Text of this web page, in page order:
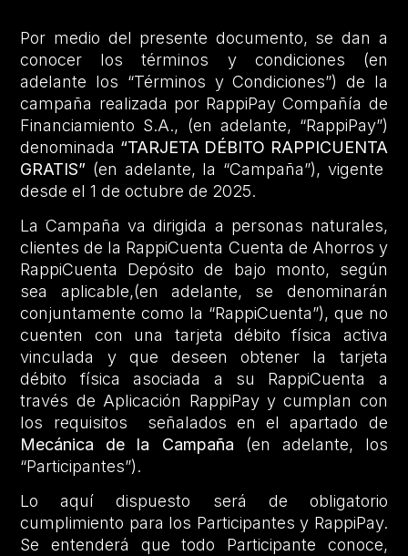
Por medio del presente documento, se dan a
conocer los términos y condiciones (en
adelante los “Términos y Condiciones”) de la
campaña realizada por RappiPay Compañía de
Financiamiento S.A., (en adelante, “RappiPay”)
denominada “TARJETA DÉBITO RAPPICUENTA
GRATIS” (en adelante, la “Campaña”), vigente
desde el 1 de octubre de 2025.
La Campaña va dirigida a personas naturales,
clientes de la RappiCuenta Cuenta de Ahorros y
RappiCuenta Depósito de bajo monto, según
sea aplicable,(en adelante, se denominarán
conjuntamente como la “RappiCuenta”), que no
cuenten con una tarjeta débito física activa
vinculada y que deseen obtener la tarjeta
débito física asociada a su RappiCuenta a
través de Aplicación RappiPay y cumplan con
los requisitos señalados en el apartado de
Mecánica de la Campaña (en adelante, los
“Participantes”).
Lo aquí dispuesto será de obligatorio
cumplimiento para los Participantes y RappiPay.
Se entenderá que todo Participante conoce,